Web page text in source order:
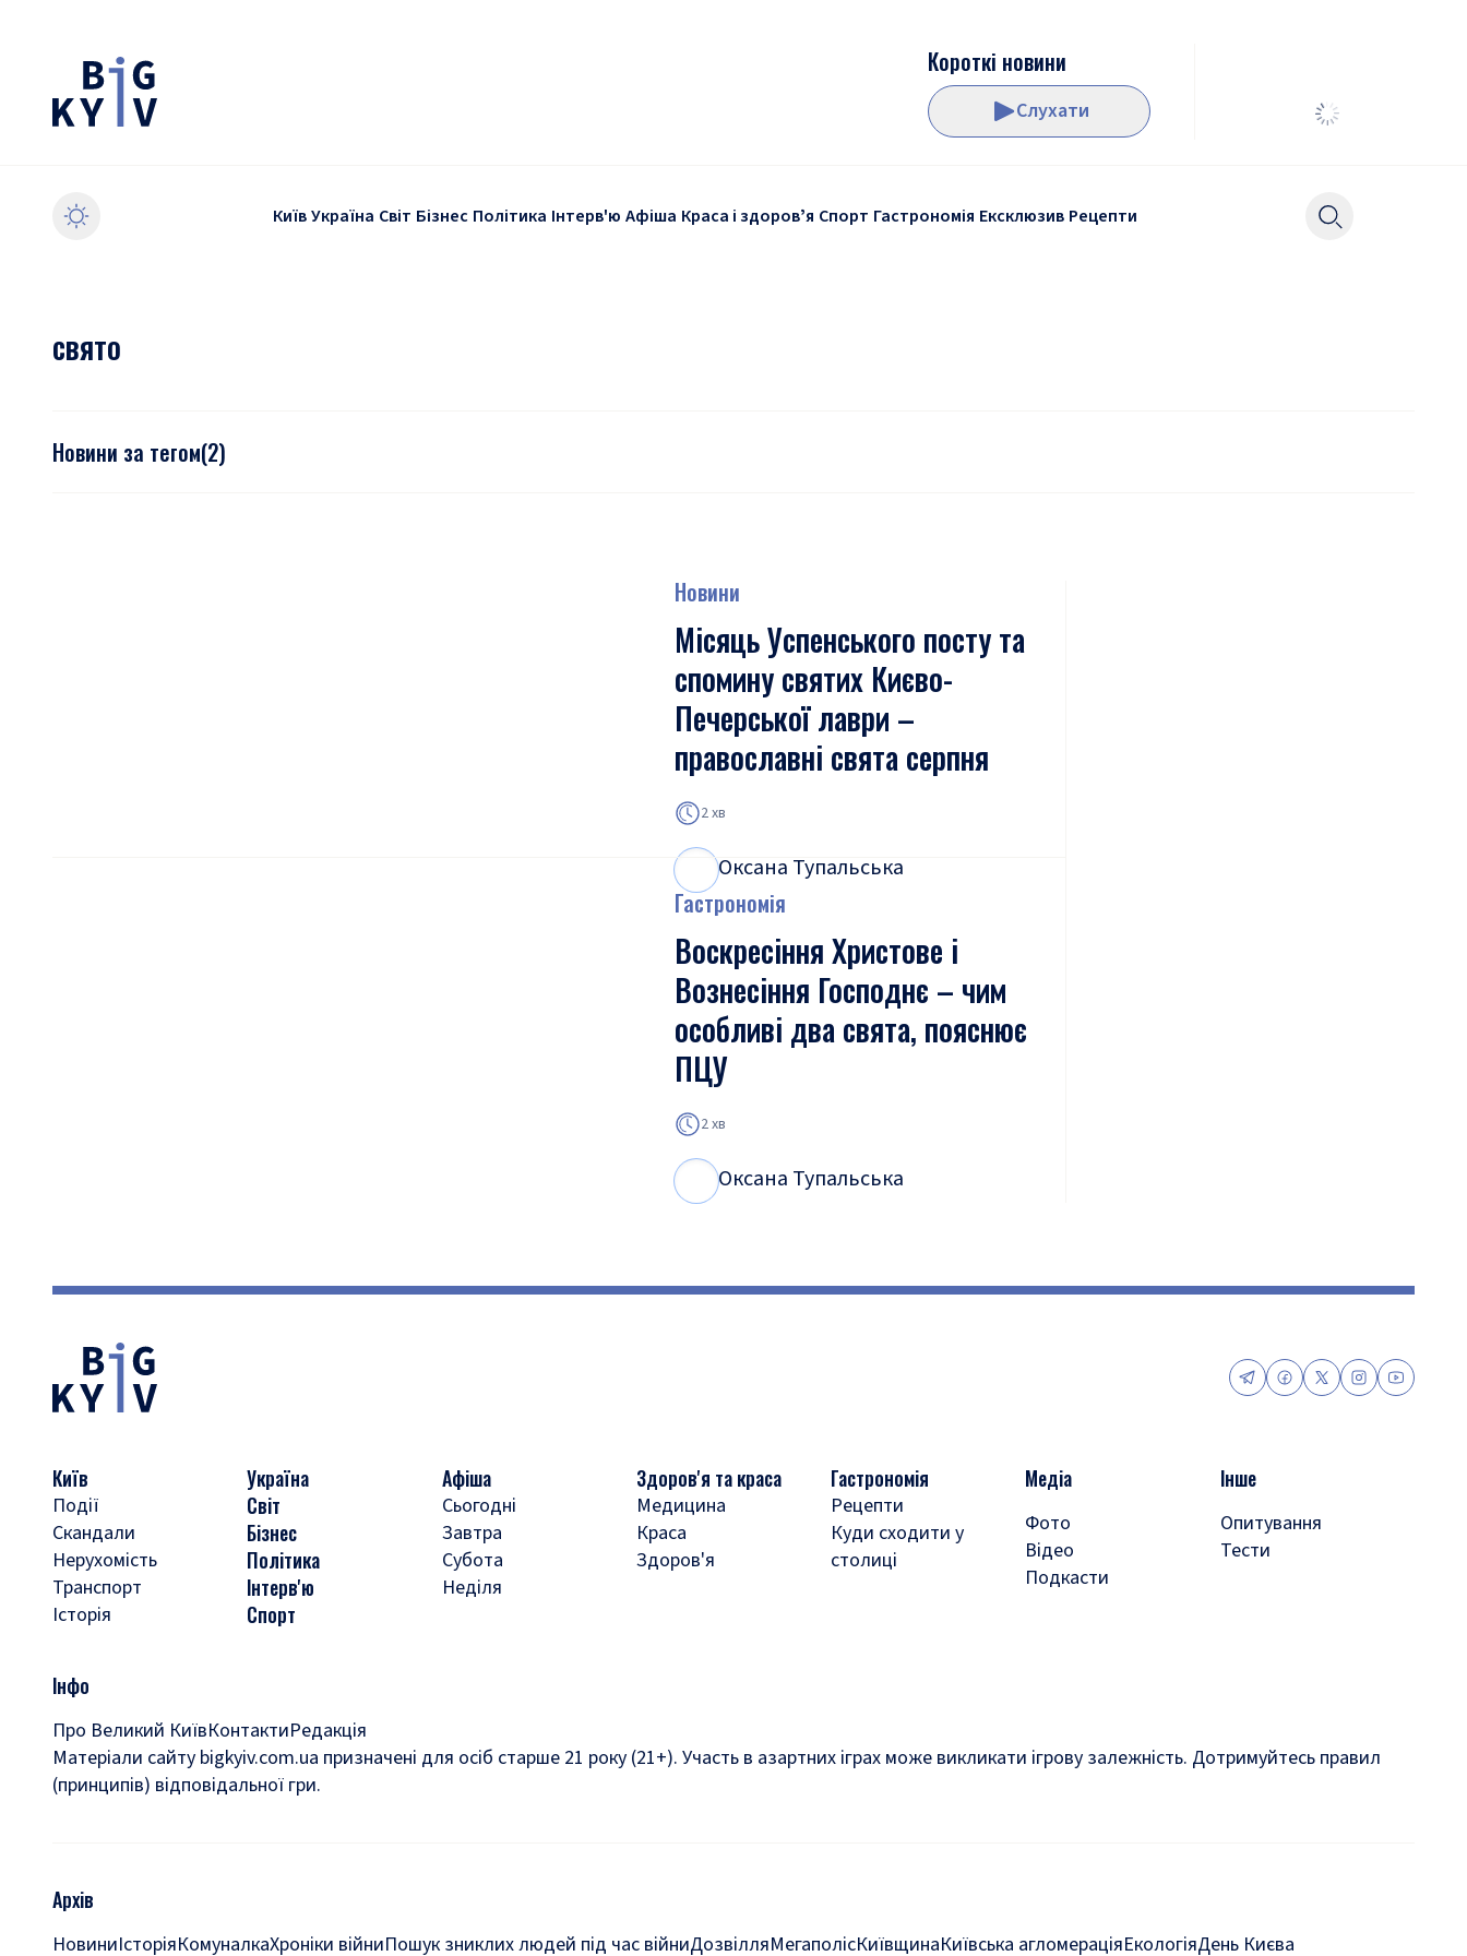
Короткі новини
Слухати
КиївУкраїна Світ Бізнес Політика Інтерв'ю Афіша Краса і здоровʼя Спорт Гастрономія Ексклюзив Рецепти
свято
Новини за тегом(2)
Новини
Місяць Успенського посту та
спомину святих Києво-
Печерської лаври –
православні свята серпня
2 хв
Оксана Тупальська
Гастрономія
Воскресіння Христове і
Вознесіння Господнє – чим
особливі два свята, пояснює
ПЦУ
2 хв
Оксана Тупальська
Київ
Події
Скандали
Нерухомість
Транспорт
Історія
Україна
Світ
Бізнес
Політика
Інтерв'ю
Спорт
Афіша
Сьогодні
Завтра
Субота
Неділя
Здоров'я та краса
Медицина
Краса
Здоров'я
Гастрономія
Рецепти
Куди сходити у
столиці
Медіа
Фото
Відео
Подкасти
Інше
Опитування
Тести
Інфо
Про Великий КиївКонтактиРедакція
Матеріали сайту bigkyiv.com.ua призначені для осіб старше 21 року (21+). Участь в азартних іграх може викликати ігрову залежність. Дотримуйтесь правил
(принципів) відповідальної гри.
Архів
НовиниІсторіяКомуналкаХроніки війниПошук зниклих людей під час війниДозвілляМегаполісКиївщинаКиївська агломераціяЕкологіяДень Києва